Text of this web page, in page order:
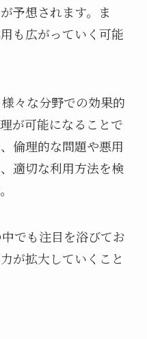
予想されます。ま
も広がっていく可能
々な分野での効果的
が可能になることで
倫理的な問題や悪用
適切な利用方法を検
でも注目を浴びてお
が拡大していくこと